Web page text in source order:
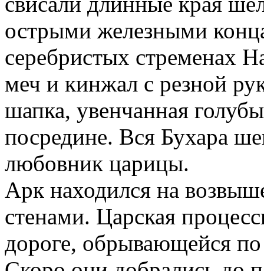
острыми железными
серебристых стременах
меч и кинжал с резной
шапка, увенчанная
посредине. Вся Бухара
любовник царицы.
Арк находился на
стенами. Царская
дороге, обрывающейся